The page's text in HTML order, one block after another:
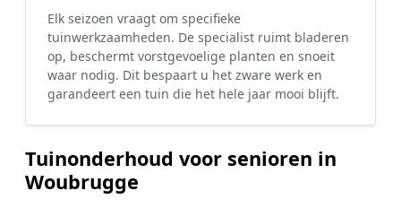
Elk seizoen vraagt om specifieke
tuinwerkzaamheden. De specialist ruimt bladeren
op, beschermt vorstgevoelige planten en snoeit
waar nodig. Dit bespaart u het zware werk en
garandeert een tuin die het hele jaar mooi blijft.
Tuinonderhoud voor senioren in
Woubrugge